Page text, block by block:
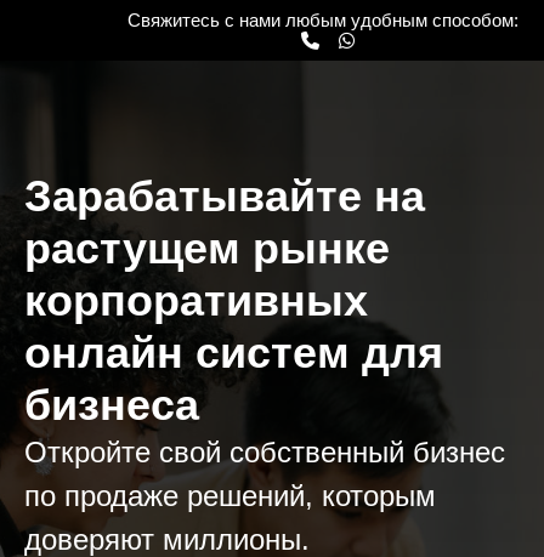
Свяжитесь с нами любым удобным способом:
Зарабатывайте на
растущем рынке
корпоративных
онлайн систем для
бизнеса
Откройте свой собственный бизнес
по продаже решений, которым
доверяют миллионы.